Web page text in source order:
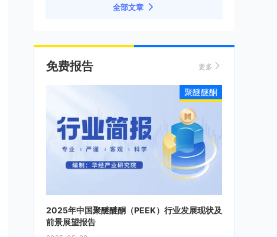
全部文章
免费报告 更多
2025年中国聚醚醚酮（PEEK）行业发展现状及
前景展望报告
聚醚醚酮